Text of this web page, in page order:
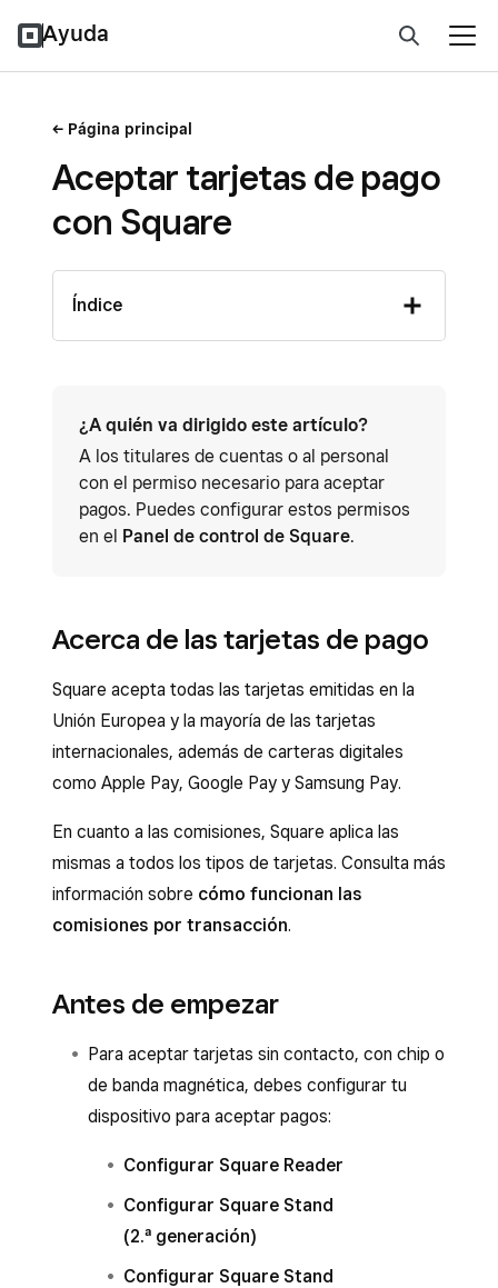
Ayuda
Página principal
Aceptar tarjetas de pago
con Square
Índice
¿A quién va dirigido este artículo?
A los titulares de cuentas o al personal
con el permiso necesario para aceptar
pagos. Puedes configurar estos permisos
en el Panel de control de Square.
Acerca de las tarjetas de pago
Square acepta todas las tarjetas emitidas en la
Unión Europea y la mayoría de las tarjetas
internacionales, además de carteras digitales
como Apple Pay, Google Pay y Samsung Pay.
En cuanto a las comisiones, Square aplica las
mismas a todos los tipos de tarjetas. Consulta más
información sobre cómo funcionan las
comisiones por transacción.
Antes de empezar
Para aceptar tarjetas sin contacto, con chip o
de banda magnética, debes configurar tu
dispositivo para aceptar pagos:
Configurar Square Reader
Configurar Square Stand
(2.ª generación)
Configurar Square Stand